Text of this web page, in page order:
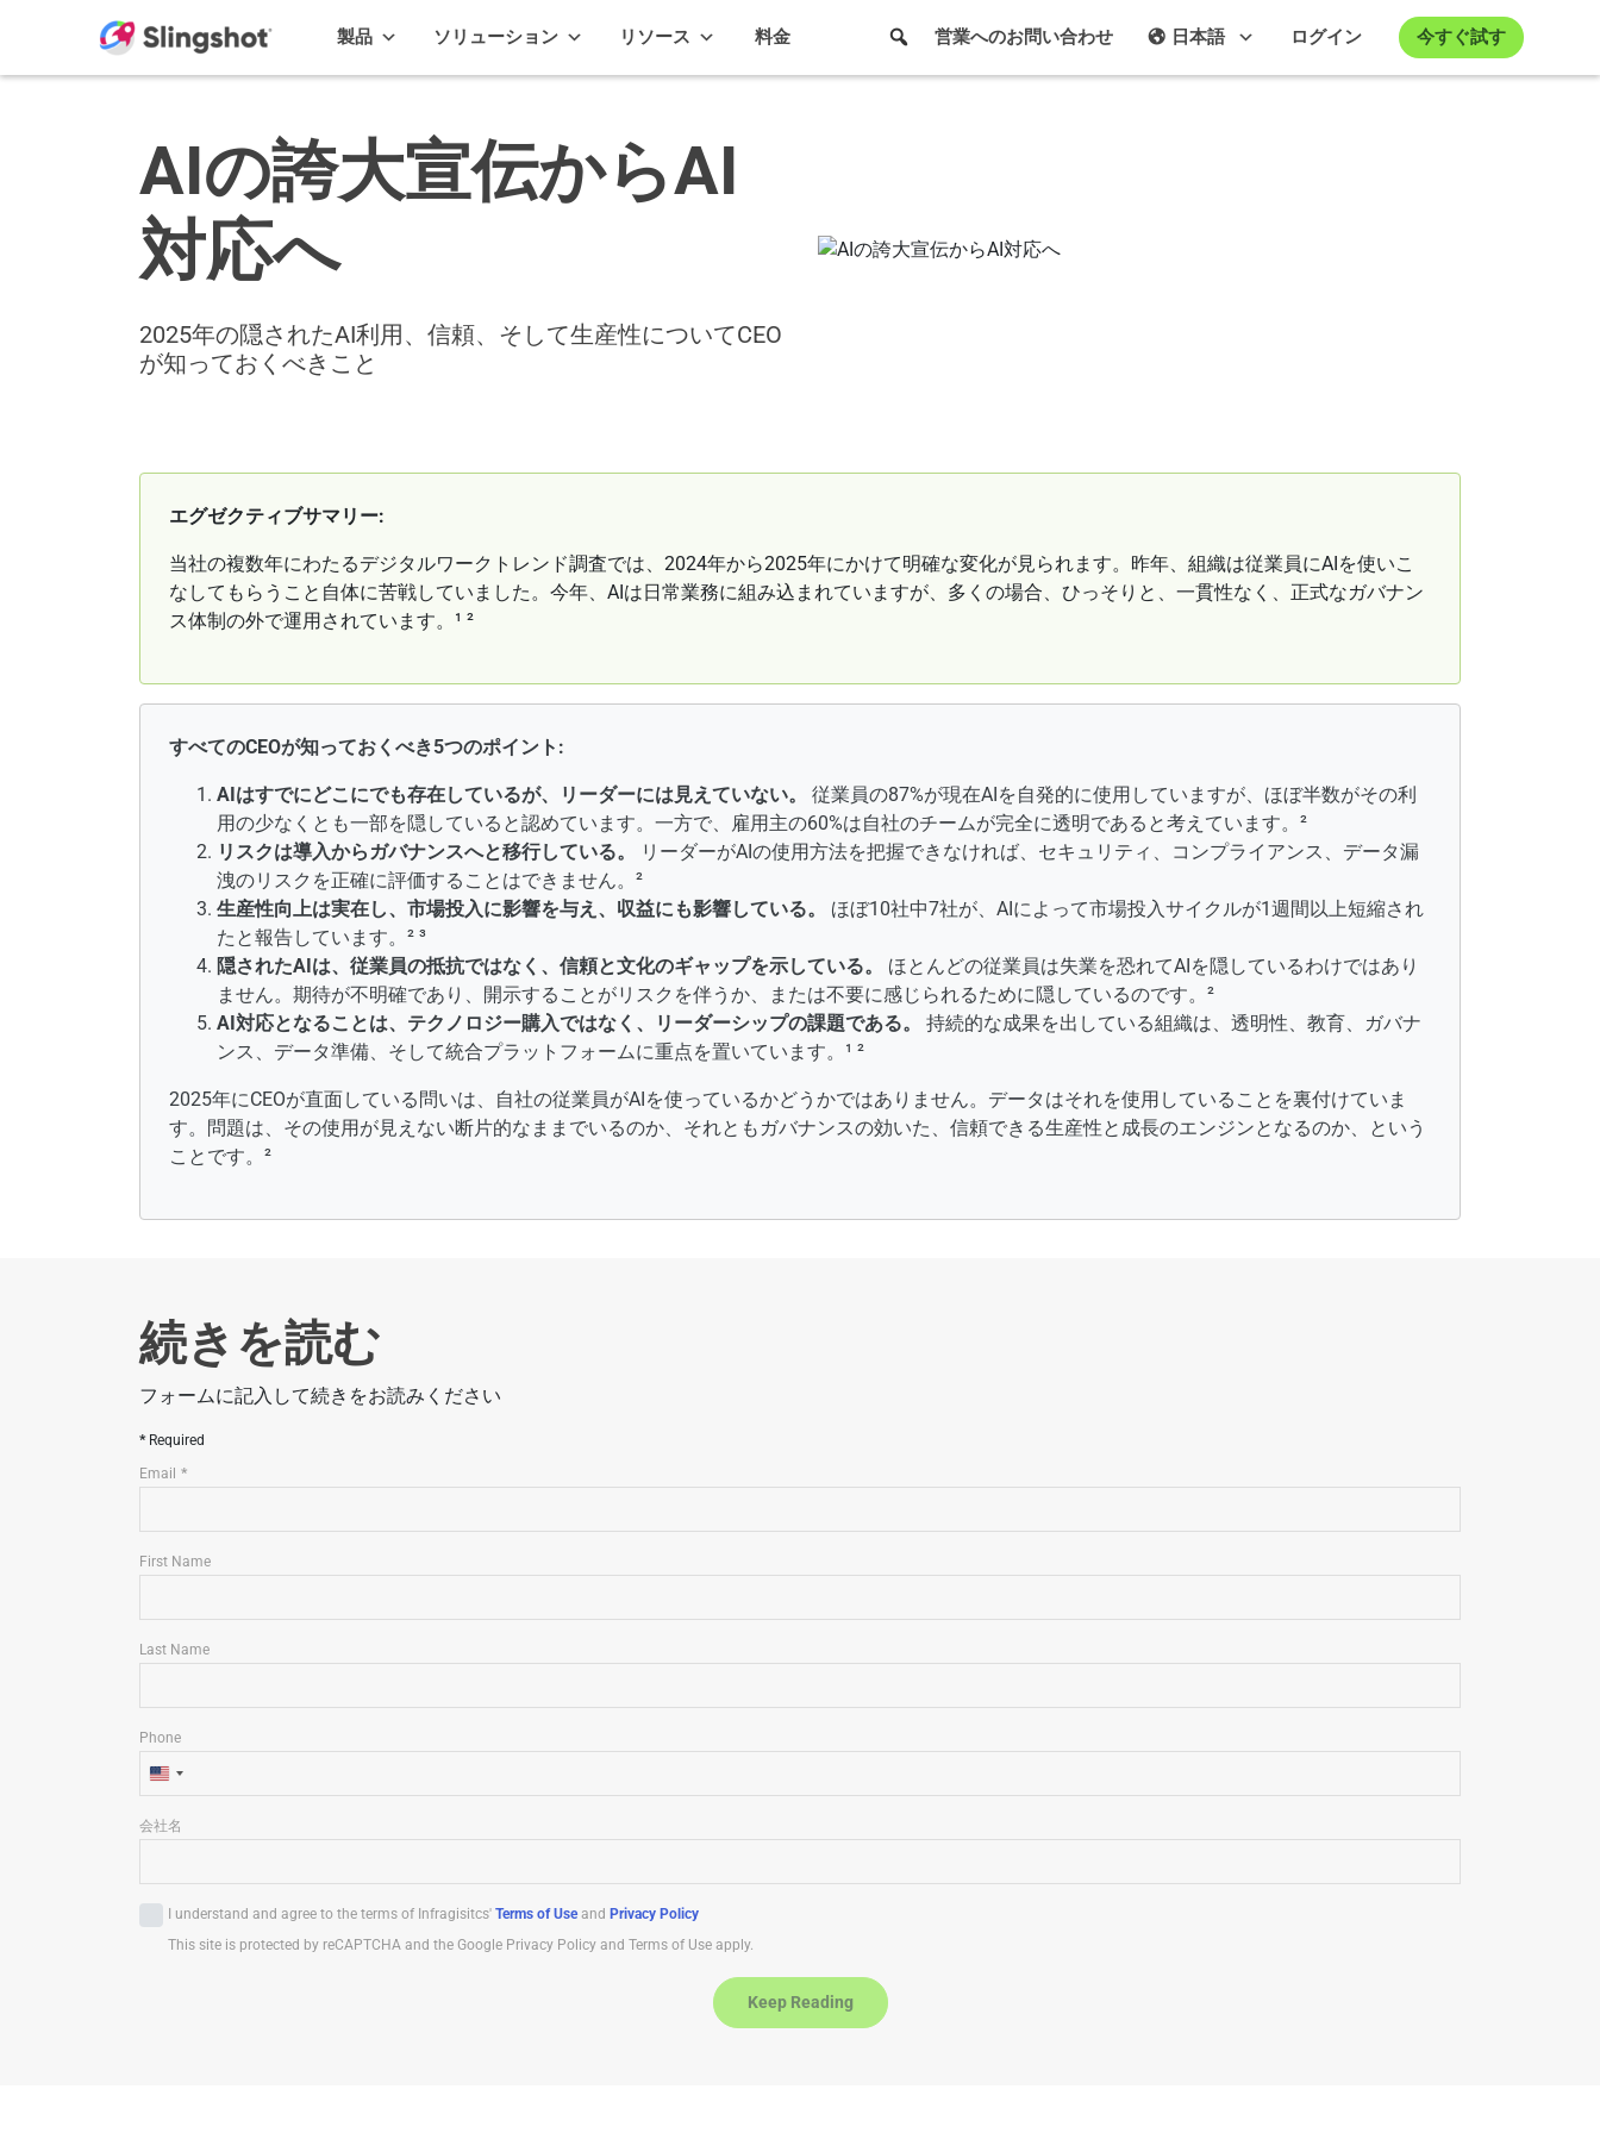
製品 ソリューション リソース 料金 今すぐ試す
ログイン
日本語
営業へのお問い合わせ
AIの誇大宣伝からAI
対応へ
2025年の隠されたAI利用、信頼、そして生産性についてCEO
が知っておくべきこと
エグゼクティブサマリー:
当社の複数年にわたるデジタルワークトレンド調査では、2024年から2025年にかけて明確な変化が見られます。昨年、組織は従業員にAIを使いこ
なしてもらうこと自体に苦戦していました。今年、AIは日常業務に組み込まれていますが、多くの場合、ひっそりと、一貫性なく、正式なガバナン
ス体制の外で運用されています。¹ ²
すべてのCEOが知っておくべき5つのポイント:
AIはすでにどこにでも存在しているが、リーダーには見えていない。
従業員の87%が現在AIを自発的に使用していますが、ほぼ半数がその利
用の少なくとも一部を隠していると認めています。一方で、雇用主の60%は自社のチームが完全に透明であると考えています。²
リスクは導入からガバナンスへと移行している。
リーダーがAIの使用方法を把握できなければ、セキュリティ、コンプライアンス、データ漏
洩のリスクを正確に評価することはできません。²
生産性向上は実在し、市場投入に影響を与え、収益にも影響している。
ほぼ10社中7社が、AIによって市場投入サイクルが1週間以上短縮され
たと報告しています。² ³
隠されたAIは、従業員の抵抗ではなく、信頼と文化のギャップを示している。
ほとんどの従業員は失業を恐れてAIを隠しているわけではあり
ません。期待が不明確であり、開示することがリスクを伴うか、または不要に感じられるために隠しているのです。²
AI対応となることは、テクノロジー購入ではなく、リーダーシップの課題である。
持続的な成果を出している組織は、透明性、教育、ガバナ
ンス、データ準備、そして統合プラットフォームに重点を置いています。¹ ²
2025年にCEOが直面している問いは、自社の従業員がAIを使っているかどうかではありません。データはそれを使用していることを裏付けていま
す。問題は、その使用が見えない断片的なままでいるのか、それともガバナンスの効いた、信頼できる生産性と成長のエンジンとなるのか、という
ことです。²
続きを読む
フォームに記入して続きをお読みください
Required
Email
First Name
Last Name
U
i
d
Phone
会社名
I understand and agree to the terms of Infragisitcs' Terms of Useand Privacy Policy
This site is protected by reCAPTCHA and the Google Privacy Policy and Terms of Use apply.
Keep Reading